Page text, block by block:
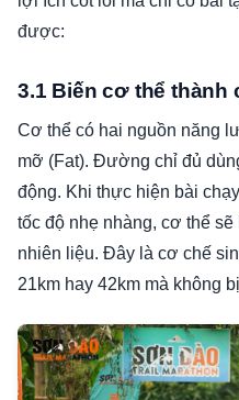
được:
3.1 Biến cơ thể thành
Cơ thể có hai nguồn năng
mỡ (Fat). Đường chỉ đủ
động. Khi thực hiện bài
tốc độ nhẹ nhàng, cơ thể
nhiên liệu. Đây là cơ chế
21km hay 42km mà không